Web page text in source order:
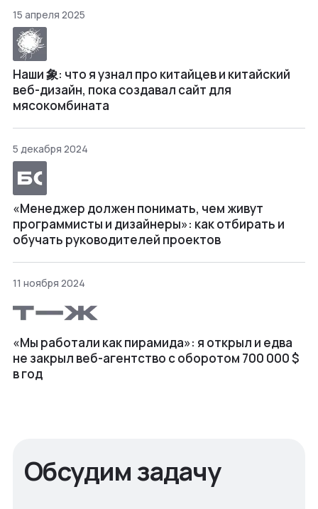
15 апреля 2025
Наши 象: что я узнал про китайцев и китайский
веб-дизайн, пока создавал сайт для
мясокомбината
5 декабря 2024
«Менеджер должен понимать, чем живут
программисты и дизайнеры»: как отбирать и
обучать руководителей проектов
11 ноября 2024
«Мы работали как пирамида»: я открыл и едва
не закрыл веб⁠-⁠агентство с оборотом 700 000 $
в год
Обсудим задачу